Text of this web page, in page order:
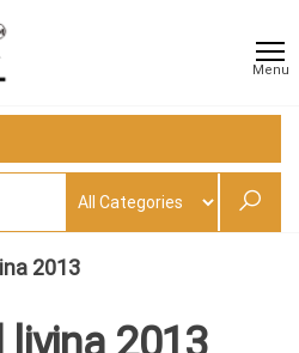
Kit
Mobil
Menu
2013